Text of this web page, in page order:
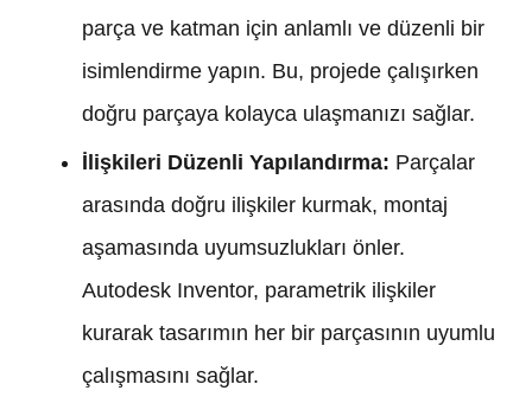
parça ve katman için anlamlı ve düzenli bir
isimlendirme yapın. Bu, projede çalışırken
doğru parçaya kolayca ulaşmanızı sağlar.
İlişkileri Düzenli Yapılandırma: Parçalar
arasında doğru ilişkiler kurmak, montaj
aşamasında uyumsuzlukları önler.
Autodesk Inventor, parametrik ilişkiler
kurarak tasarımın her bir parçasının uyumlu
çalışmasını sağlar.